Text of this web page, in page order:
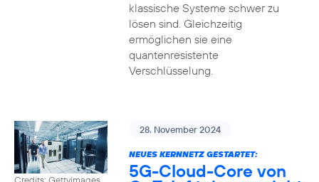
klassische Systeme schwer zu
lösen sind. Gleichzeitig
ermöglichen sie eine
quantenresistente
Verschlüsselung.
Credits: Gettyimages
28. November 2024
NEUES KERNNETZ GESTARTET:
5G-Cloud-Core von